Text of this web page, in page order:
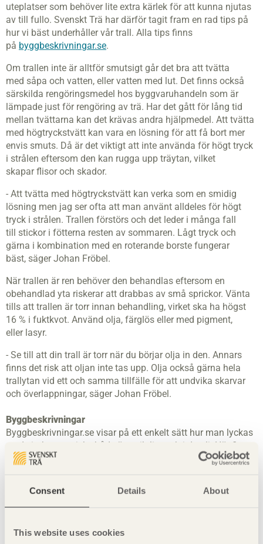
Consent Details About
This website uses cookies
uteplatser som behöver lite extra kärlek för att kunna njutas
av till fullo. Svenskt Trä har därförtagit fram en rad tips på
hurvi bäst underhållervårtrall. Alla tips finns
på byggbeskrivningar.se.
Om trallen inte är alltför smutsigt går det bra att tvätta
med såpa och vatten, eller vatten med lut. Det finns också
särskilda rengöringsmedel hos byggvaruhandeln som är
lämpade just för rengöring av trä. Har det gått för lång tid
mellan tvättarna kan det krävas andra hjälpmedel. Att tvätta
med högtryckstvätt kan vara en lösning för att få bort mer
envis smuts. Då är det viktigt att inte använda för högt tryck
i strålen eftersom den kan rugga upp träytan, vilket
skaparflisoroch skador.
- Att tvätta med högtryckstvätt kan verka som en smidig
lösning men jag ser ofta att man använt alldeles för högt
tryck i strålen. Trallen förstörs och det leder i många fall
till stickori fötterna resten av sommaren. Lågt tryck och
gärna i kombination med en roterande borste fungerar
bäst, säger Johan Fröbel.
När trallen är ren behöver den behandlas eftersom en
obehandlad yta riskerar att drabbas av små sprickor. Vänta
tills att trallen är torr innan behandling, virket ska ha högst
16 % i fuktkvot. Använd olja, färglös eller med pigment,
eller lasyr.
- Se till att din trall är torr när du börjar olja in den. Annars
finns det risk att oljan inte tas upp. Olja också gärna hela
trallytan vid ett och samma tillfälle för att undvika skarvar
och överlappningar, säger Johan Fröbel.
Byggbeskrivningar
Byggbeskrivningar.se visar på ett enkelt sätt hur man lyckas
med sitt byggprojekt, både översiktligt och i detalj. Här finns
till exempel pedagogiska beskrivningar i form av ritningar,
möjlighet att måttanpassa och skriva ut
materialspecifikationer, arbetsritningar och underlag för
bygglovsansökan. På byggbeskrivningar.se finns även ett
dimensioner för till exempeltakbalkar